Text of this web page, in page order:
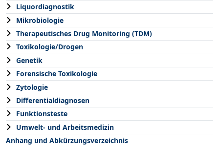
Liquordiagnostik
Mikrobiologie
Therapeutisches Drug Monitoring (TDM)
Toxikologie/Drogen
Genetik
Forensische Toxikologie
Zytologie
Differentialdiagnosen
Funktionsteste
Umwelt- und Arbeitsmedizin
Anhang und Abkürzungsverzeichnis